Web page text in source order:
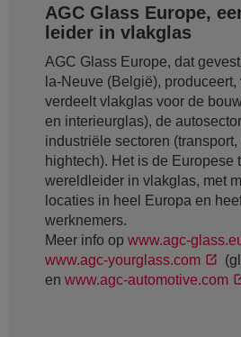
AGC Glass Europe,
leider in vlakglas
AGC Glass Europe, dat
la-Neuve (België), produceert,
verdeelt vlakglas voor de
en interieurglas), de
industriële sectoren
hightech). Het is de Europese
wereldleider in vlakglas, met
locaties in heel Europa en
werknemers.
Meer info op www.agc-
www.agc-yourglass.com
en www.agc-automotive.com